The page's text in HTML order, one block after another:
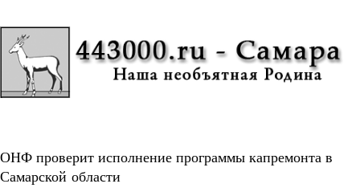
ОНФ проверит исполнение программы капремонта в
Самарской области